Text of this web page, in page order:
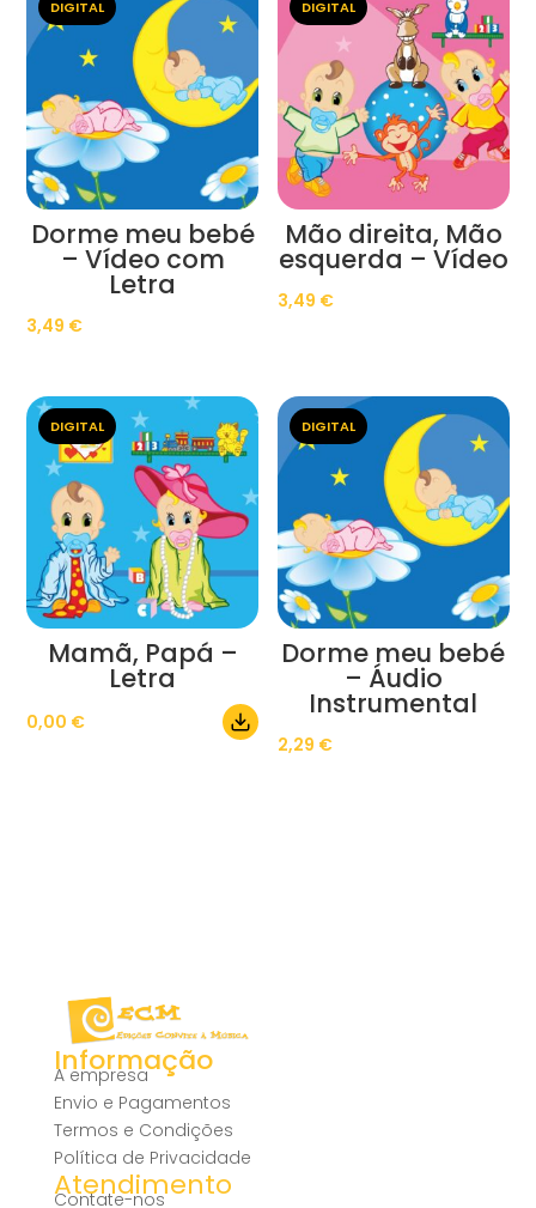
DIGITAL
Dorme meu bebé
– Vídeo com
Letra
3,49 €
DIGITAL
Mão direita, Mão
esquerda – Vídeo
3,49 €
DIGITAL
Mamã, Papá –
Letra
0,00 €
DIGITAL
Dorme meu bebé
– Áudio
Instrumental
2,29 €
Informação
A empresa
Envio e Pagamentos
Termos e Condições
Política de Privacidade
Atendimento
Contate-nos